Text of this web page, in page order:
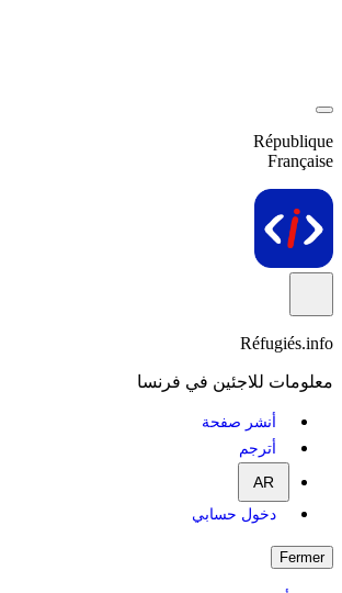
République
Française
Réfugiés.info
معلومات للاجئين في فرنسا
أنشر صفحة
أترجم
AR
دخول حسابي
Fermer